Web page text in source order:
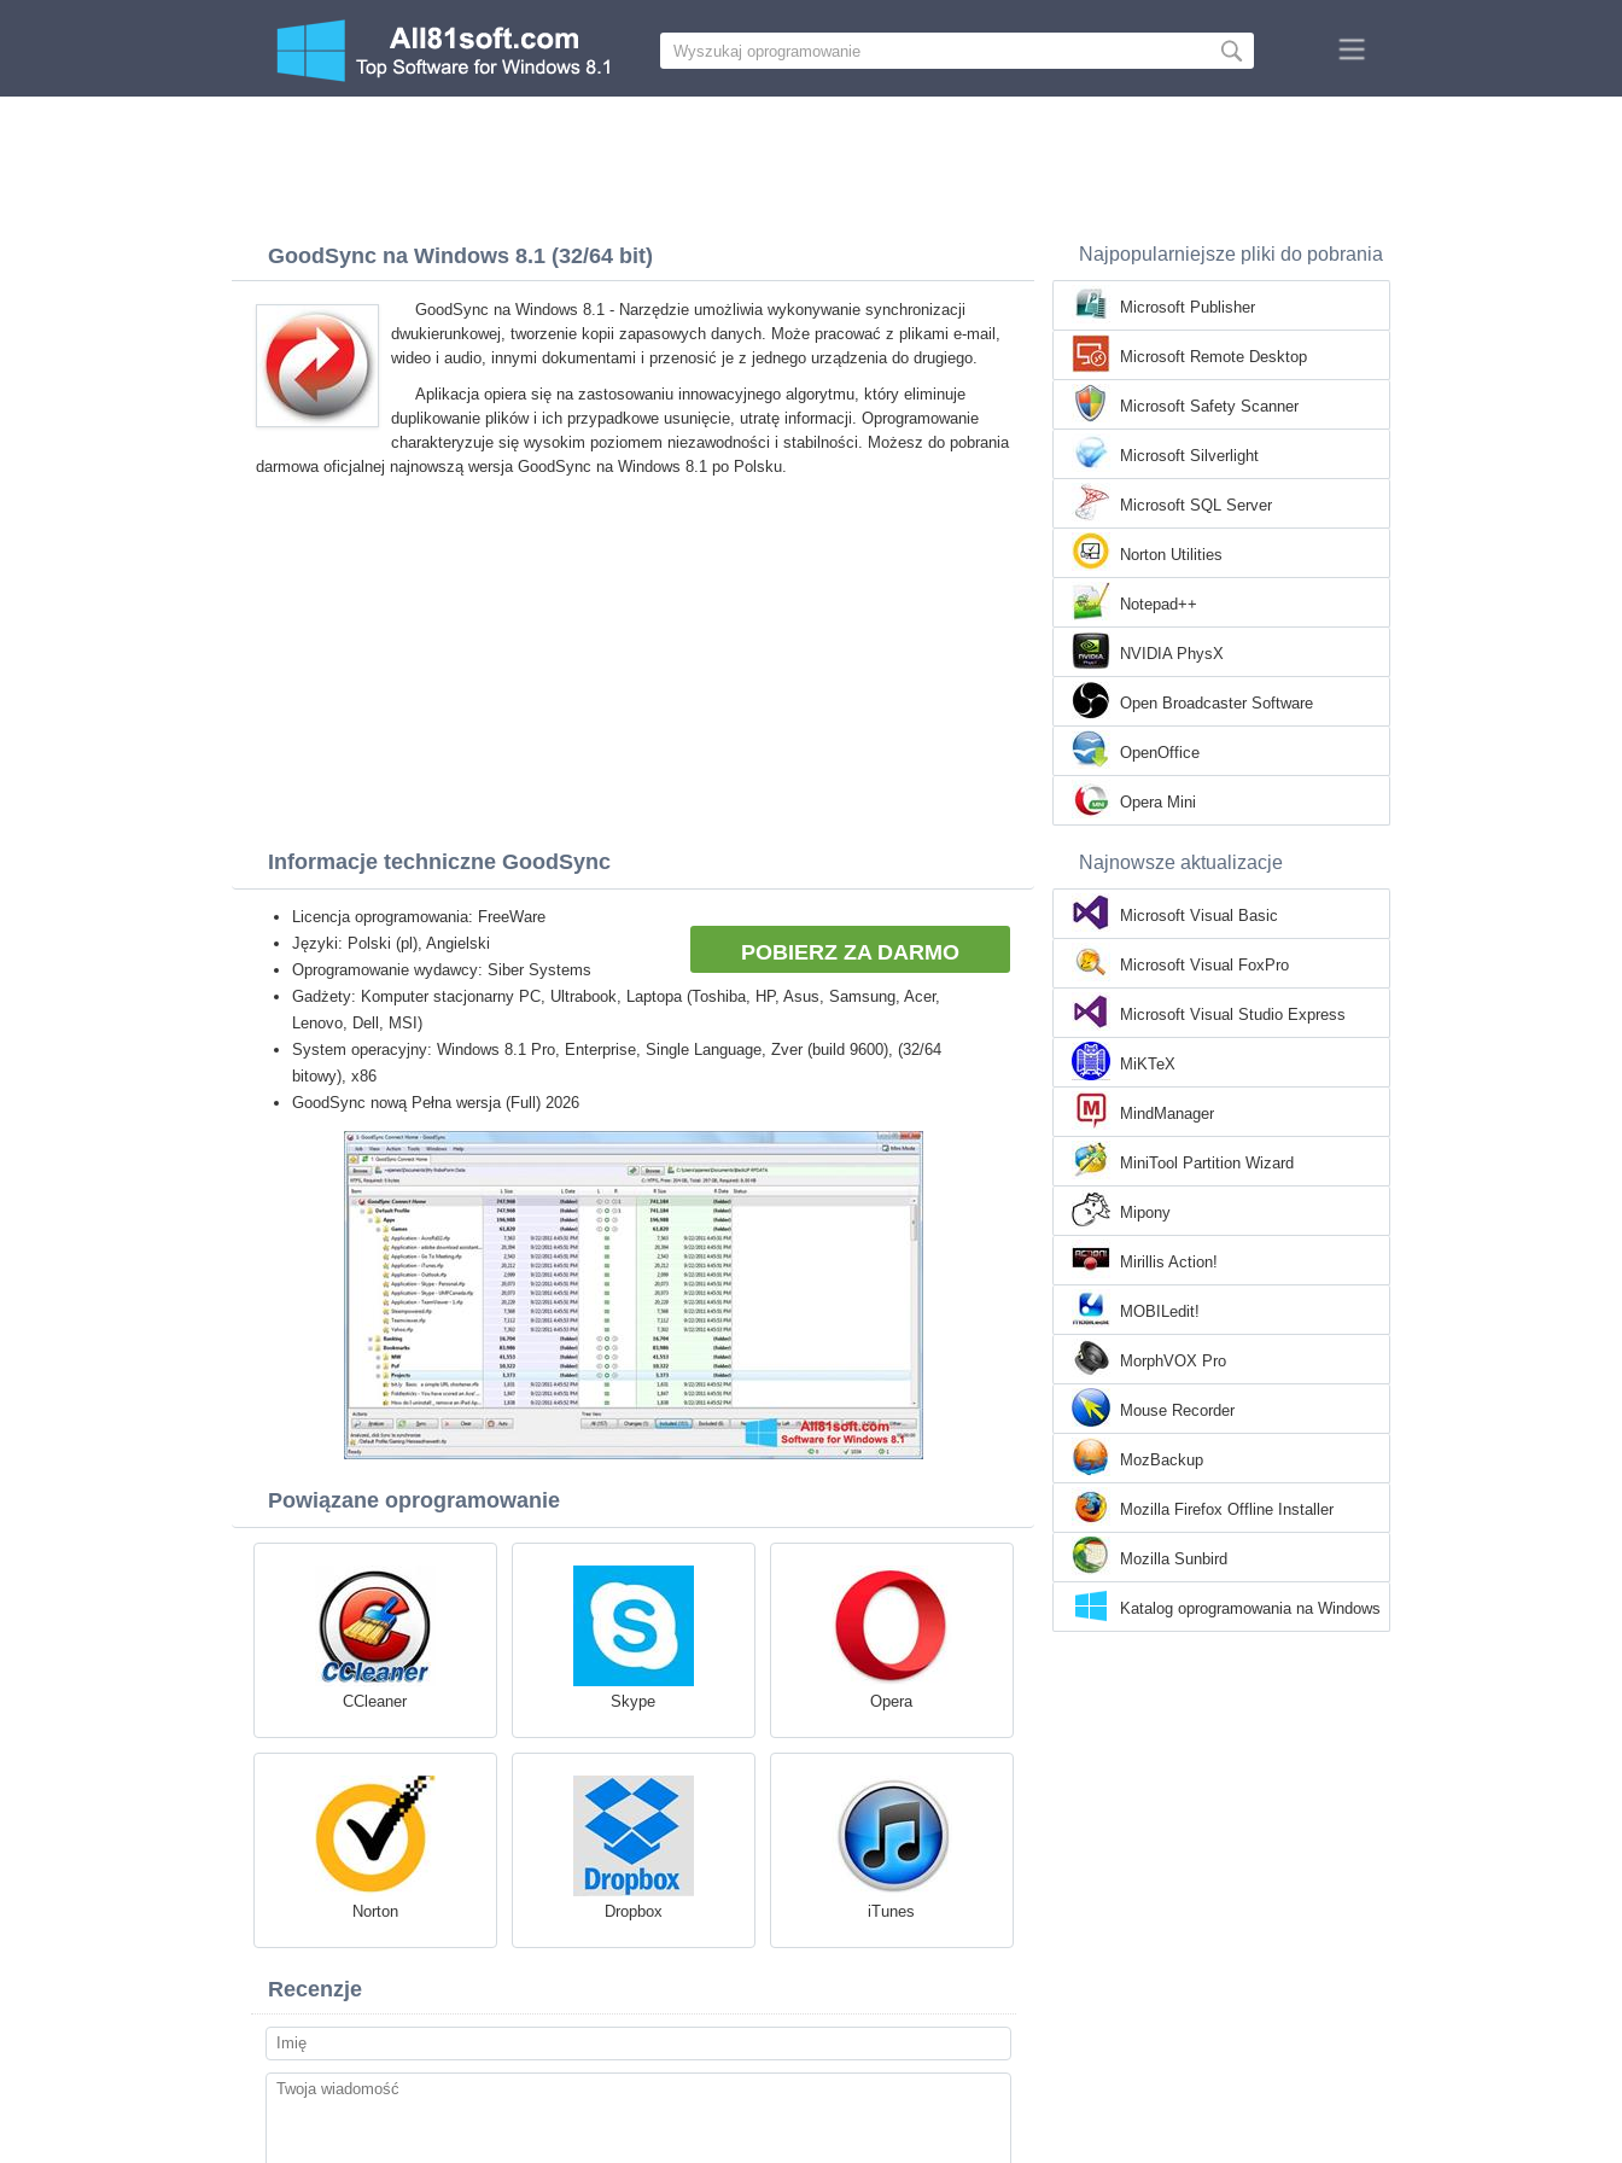
GoodSync na Windows 8.1 (32/64 bit)
GoodSync na Windows 8.1 - Narzędzie umożliwia wykonywanie synchronizacji
dwukierunkowej, tworzenie kopii zapasowych danych. Może pracować z plikami e-mail,
wideo i audio, innymi dokumentami i przenosić je z jednego urządzenia do drugiego.
Aplikacja opiera się na zastosowaniu innowacyjnego algorytmu, który eliminuje
duplikowanie plików i ich przypadkowe usunięcie, utratę informacji. Oprogramowanie
charakteryzuje się wysokim poziomem niezawodności i stabilności. Możesz do pobrania
darmowa oficjalnej najnowszą wersja GoodSync na Windows 8.1 po Polsku.
Informacje techniczne GoodSync
POBIERZ ZA DARMO
Licencja oprogramowania: FreeWare
Języki: Polski (pl), Angielski
Oprogramowanie wydawcy: Siber Systems
Gadżety: Komputer stacjonarny PC, Ultrabook, Laptopa (Toshiba, HP, Asus, Samsung, Acer,
Lenovo, Dell, MSI)
System operacyjny: Windows 8.1 Pro, Enterprise, Single Language, Zver (build 9600), (32/64
bitowy), x86
GoodSync nową Pełna wersja (Full) 2026
Powiązane oprogramowanie
CCleaner Skype Opera
Norton Dropbox iTunes
Recenzje
Najpopularniejsze pliki do pobrania
Microsoft Publisher
Microsoft Remote Desktop
Microsoft Safety Scanner
Microsoft Silverlight
Microsoft SQL Server
Norton Utilities
Notepad++
NVIDIA PhysX
Open Broadcaster Software
OpenOffice
Opera Mini
Najnowsze aktualizacje
Microsoft Visual Basic
Microsoft Visual FoxPro
Microsoft Visual Studio Express
MiKTeX
MindManager
MiniTool Partition Wizard
Mipony
Mirillis Action!
MOBILedit!
MorphVOX Pro
Mouse Recorder
MozBackup
Mozilla Firefox Offline Installer
Mozilla Sunbird
Katalog oprogramowania na Windows
8.1